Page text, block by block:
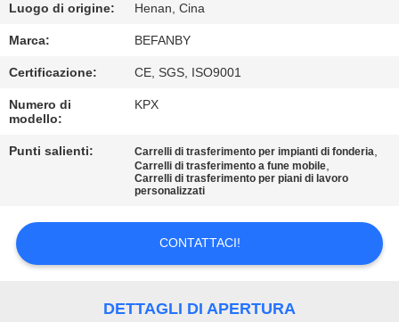
CONTROLLO
DI
QUALITÀ
CONTATTICI
RICHIEDA
UNA
Luogo di origine: Henan, Cina
Marca: BEFANBY
Certificazione: CE, SGS, ISO9001
Numero di
modello:
KPX
Punti salienti: Carrelli di trasferimento per impianti di fonderia,
Carrelli di trasferimento a fune mobile,
Carrelli di trasferimento per piani di lavoro
personalizzati
CONTATTACI!
DETTAGLI DI APERTURA